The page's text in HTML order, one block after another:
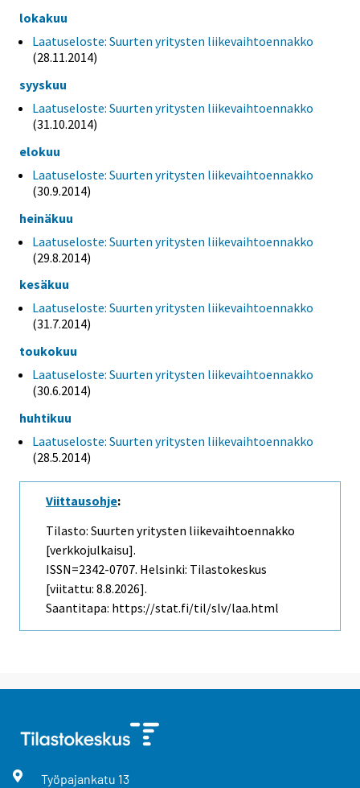
lokakuu
Laatuseloste: Suurten yritysten liikevaihtoennakko
(28.11.2014)
syyskuu
Laatuseloste: Suurten yritysten liikevaihtoennakko
(31.10.2014)
elokuu
Laatuseloste: Suurten yritysten liikevaihtoennakko
(30.9.2014)
heinäkuu
Laatuseloste: Suurten yritysten liikevaihtoennakko
(29.8.2014)
kesäkuu
Laatuseloste: Suurten yritysten liikevaihtoennakko
(31.7.2014)
toukokuu
Laatuseloste: Suurten yritysten liikevaihtoennakko
(30.6.2014)
huhtikuu
Laatuseloste: Suurten yritysten liikevaihtoennakko
(28.5.2014)
Viittausohje:
Tilasto: Suurten yritysten liikevaihtoennakko
[verkkojulkaisu].
ISSN=2342-0707. Helsinki: Tilastokeskus
[viitattu: 8.8.2026].
Saantitapa: https://stat.fi/til/slv/laa.html
Työpajankatu 13